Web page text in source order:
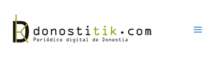
contenido